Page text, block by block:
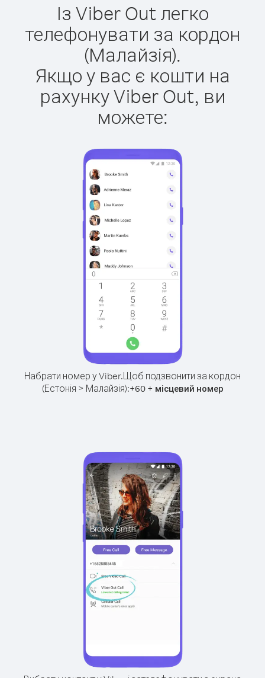
Із Viber Out легко
телефонувати за кордон
(Малайзія).
Якщо у вас є кошти на
рахунку Viber Out, ви
можете:
Набрати номер у Viber.Щоб подзвонити за кордон
(Естонія > Малайзія):+60+ місцевий номер